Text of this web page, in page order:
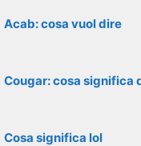
Acab: cosa vuol dire
Cougar: cosa significa
Cosa significa lol